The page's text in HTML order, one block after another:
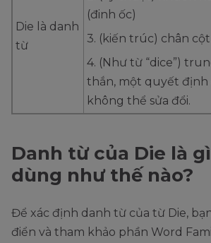
Die là danh
từ
(đinh ốc)
3. (kiến trúc) chân cột
4. (Như từ “dice”)
thắn, một quyết định
không thể sửa đổi.
Danh từ của Die là
dùng như thế nào?
Để xác định danh từ của từ Die,
điển và tham khảo phần Word